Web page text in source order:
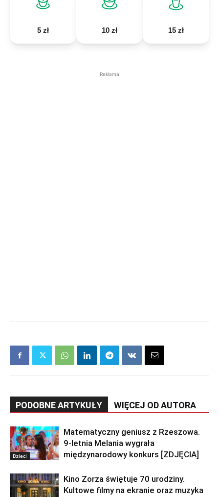
5 zł 10 zł 15 zł
Reklama
PODOBNE ARTYKUŁY WIĘCEJ OD AUTORA
Dzieci
Matematyczny geniusz z Rzeszowa.
9-letnia Melania wygrała
międzynarodowy konkurs [ZDJĘCIA]
Kino Zorza świętuje 70 urodziny.
Kultowe filmy na ekranie oraz muzyka